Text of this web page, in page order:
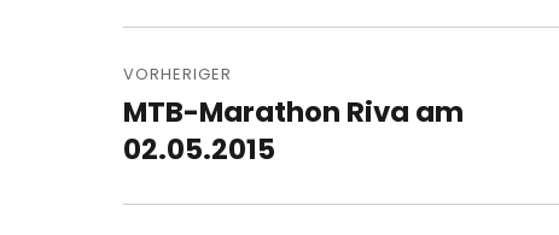
VORHERIGER
Vorheriger
Beitrag:
MTB-Marathon Riva am
02.05.2015